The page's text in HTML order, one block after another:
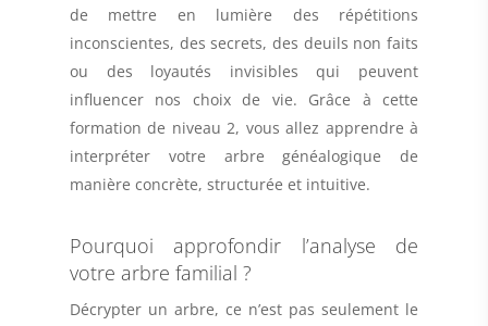
de mettre en lumière des répétitions
inconscientes, des secrets, des deuils non faits
ou des loyautés invisibles qui peuvent
influencer nos choix de vie. Grâce à cette
formation de niveau 2, vous allez apprendre à
interpréter votre arbre généalogique de
manière concrète, structurée et intuitive.
Pourquoi approfondir l’analyse de
votre arbre familial ?
Décrypter un arbre, ce n’est pas seulement le